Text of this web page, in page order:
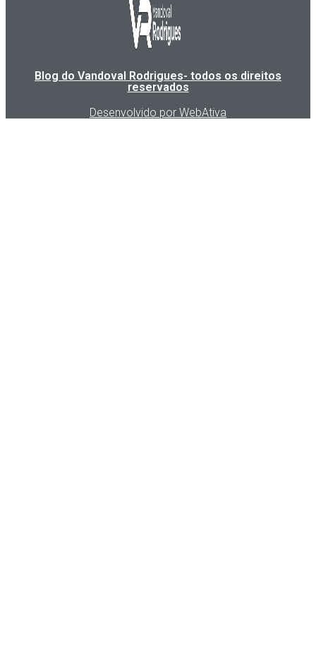
Blog do Vandoval Rodrigues- todos os direitos
reservados
Desenvolvido por WebAtiva